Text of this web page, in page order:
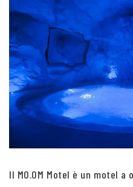
Il MO.OM Motel è un motel